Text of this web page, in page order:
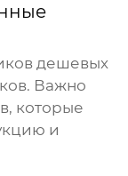
дешевых
. Важно
которые
и